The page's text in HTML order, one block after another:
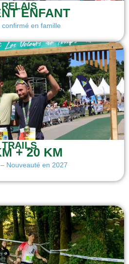
RELAISENFANT
confirmé en famille
TRAILS
+ 20 KM
Nouveauté en 2027